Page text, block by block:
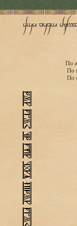
По
По
По